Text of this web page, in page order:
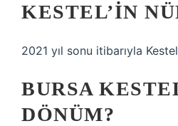
KESTEL’IN
2021 yıl sonu itibarıyla
BURSA
DÖNÜM?